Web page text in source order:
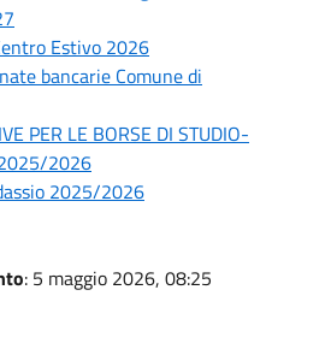
Estivo 2026
bancarie Comune di
PER LE BORSE DI STUDIO-
2025/2026
2025/2026
: 5 maggio 2026, 08:25